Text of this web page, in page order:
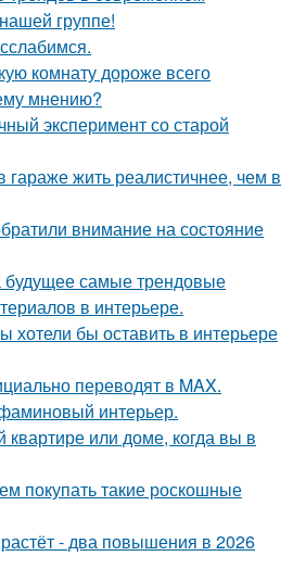
группе!
комнату дороже всего
мнению?
эксперимент со старой
гараже жить реалистичнее, чем в
внимание на состояние
самые трендовые
в интерьере.
хотели бы оставить в интерьере
переводят в MAX.
интерьер.
или доме, когда вы в
покупать такие роскошные
- два повышения в 2026